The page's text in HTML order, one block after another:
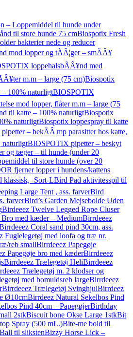
– Loppemiddel til hunde under
til store hunde 75 cmBiospotix Fresh
bakterier nede og reducer
mod lopper og tÃÂ¦ger – smÃÂ¥
loppehalsbÃÂ¥nd med
m.m – large (75 cm)Biospotix
– 100% naturligtBIOSPOTIX
mod lopper, flåter m.m – large (75
til katte – 100% naturligtBiospotix
naturligtBiospotix loppespray til katte
– bekÃÂ¦mp parasitter hos katte,
naturligtBIOSPOTIX pipetter – beskyt
og tæger – til hunde (under 20
til store hunde (over 20
fjerner lopper i hundens/kattens
klassisk, -Sort-LBird Pad aktivitesspil til
Large Tent , ass. farverBird
farverBird’s Garden Mejsebolde Uden
Birdeeez Twelve Legged Rope Cluser
Bro med kæder – MediumBirrdeeez
Coral sand pind 30cm, ass.
Fuglelegetøj med loofa og træ nr.
reb smallBirrdeeez Papegøje
Papegøje bro med kæderBirrdeeez
Birrdeeez Trælegetøj HeliBirrdeeez
Trælegetøj m. 2 klodser og
med bomuldsreb largeBirrdeeez
Birrdeeez Trælegetøj SvinghjulBirrdeez
Ø10cmBirrdeez Natural Sekelbos Pind
Pind 40cm – PapegøjerBirthday
2stkBiscuit bone Okse Large 1stkBit
Spray (500 mL.)Bite-me bold til
til slikstenBizzy Horse Lick –